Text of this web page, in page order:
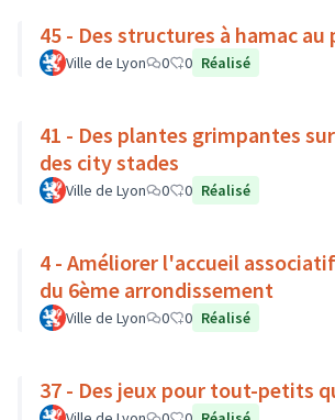
45 - Des structures à hamac au
Ville de Lyon 0 0 Réalisé
41 - Des plantes grimpantes
des city stades
Ville de Lyon 0 0 Réalisé
4 - Améliorer l'accueil
du 6ème arrondissement
Ville de Lyon 0 0 Réalisé
37 - Des jeux pour tout-petits